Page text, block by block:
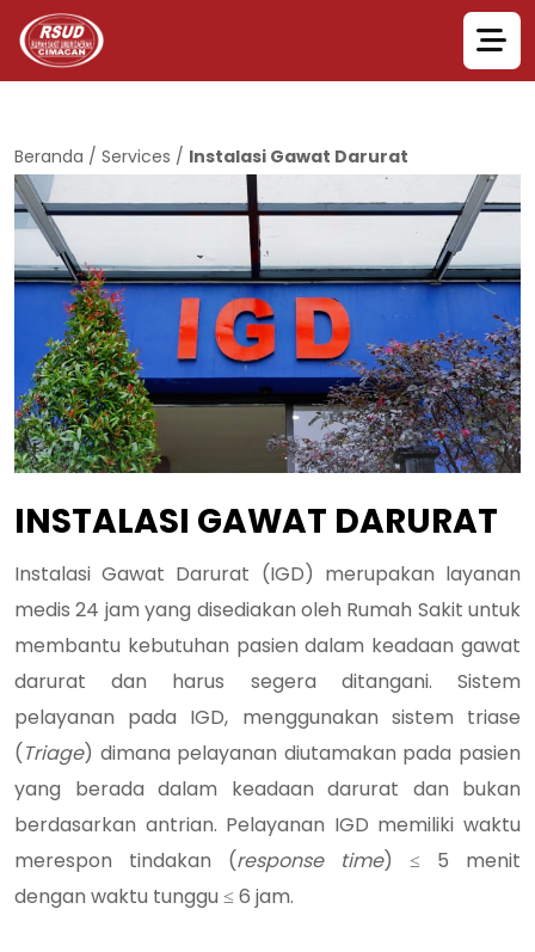
Beranda / Services / Instalasi Gawat Darurat
INSTALASI GAWAT DARURAT
Instalasi Gawat Darurat (IGD) merupakan layanan
medis 24 jam yang disediakan oleh Rumah Sakit untuk
membantu kebutuhan pasien dalam keadaan gawat
darurat dan harus segera ditangani. Sistem
pelayanan pada IGD, menggunakan sistem triase
(Triage) dimana pelayanan diutamakan pada pasien
yang berada dalam keadaan darurat dan bukan
berdasarkan antrian. Pelayanan IGD memiliki waktu
merespon tindakan (response time) ≤ 5 menit
dengan waktu tunggu ≤ 6 jam.